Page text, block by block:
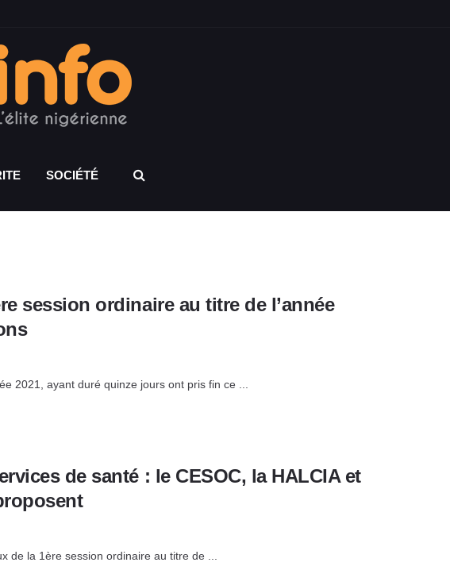
SOCIÉTÉ
session ordinaire au titre de l’année
2021, ayant duré quinze jours ont pris fin ce ...
de santé : le CESOC, la HALCIA et
de la 1ère session ordinaire au titre de ...